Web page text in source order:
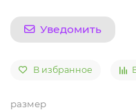
Уведомить
В избранное
размер